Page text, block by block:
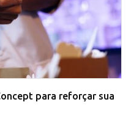
para reforçar sua